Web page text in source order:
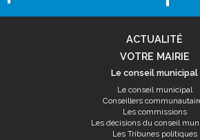
ACTUALITÉ
VOTRE MAIRIE
Le conseil municipal
Le conseil municipal
Conseillers
Les commissions
Les décisions du conseil
Les Tribunes politiques